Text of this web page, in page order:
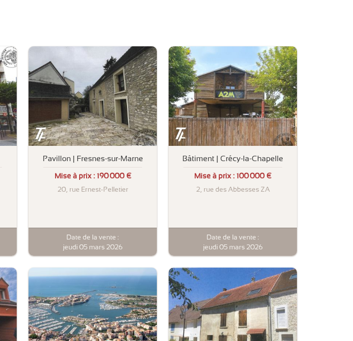
Pavillon | Fresnes-sur-Marne
Mise à prix : 190 000 €
20, rue Ernest-Pelletier
Date de la vente :
jeudi 05 mars 2026
Bâtiment | Crécy-la-Chapelle
Mise à prix : 100 000 €
2, rue des Abbesses ZA
Date de la vente :
jeudi 05 mars 2026